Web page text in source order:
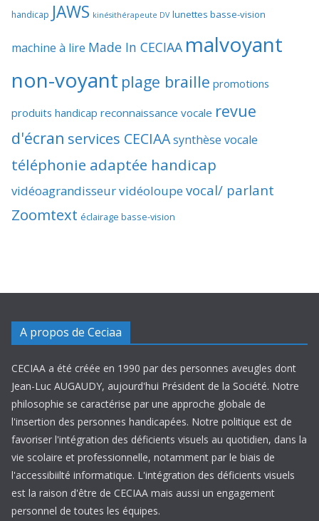
handicap JAWS kinésithérapeute DV lunettes basse-vision
machine à lire Made In CECIAA malvoyant
non-voyant plage braille promotions
produits handicap reconnaissance vocale revue
d'écran services CECIAAsynthèse vocale
téléphonie adaptée handicap
vidéoagrandisseurvidéoloupevocal/ parlant
Zoomtext éclairage basse-vision
A propos de Ceciaa
CECIAA a été créée en 1990 par des personnes aveugles dont
Jean-Luc AUGAUDY, aujourd'hui Président de la Société. Notre
philosophie se caractérise par une approche globale de
l'insertion des personnes handicapées. Notre politique est de
favoriser l'intégration des déficients visuels au quotidien, dans la
vie scolaire et professionnelle, notamment par le biais de
l'accessibiilté informatique. L'intégration des déficients visuels
est la raison d'être de CECIAA mais aussi un engagement
personnel de toutes les équipes.